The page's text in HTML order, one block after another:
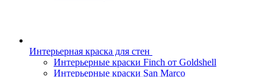
Интерьерная краска для стен
Интерьерные краски Finch от Goldshell
Интерьерные краски San Marco